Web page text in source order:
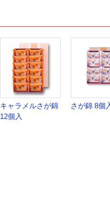
キャラメルさが錦
12個入
さが錦 8個